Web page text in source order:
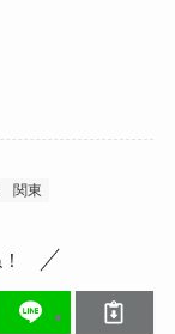
関東